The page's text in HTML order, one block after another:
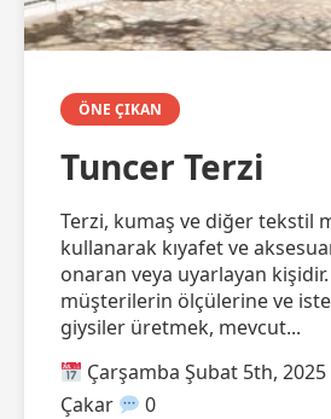
ÖNE ÇIKAN
Tuncer Terzi
Terzi, kumaş ve diğer tekstil
kullanarak kıyafet ve
onaran veya uyarlayan
müşterilerin ölçülerine ve
giysiler üretmek, mevcut...
Çarşamba Şubat 5th, 2025
Çakar
0